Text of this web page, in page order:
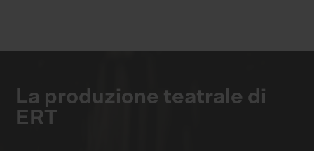
La produzione teatrale di
ERT